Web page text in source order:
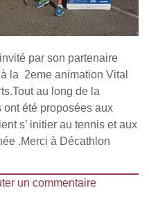
par son partenaire
la 2eme animation Vital
au long de la
été proposées aux
s’ initier au tennis et aux
.Merci à Décathlon
un commentaire